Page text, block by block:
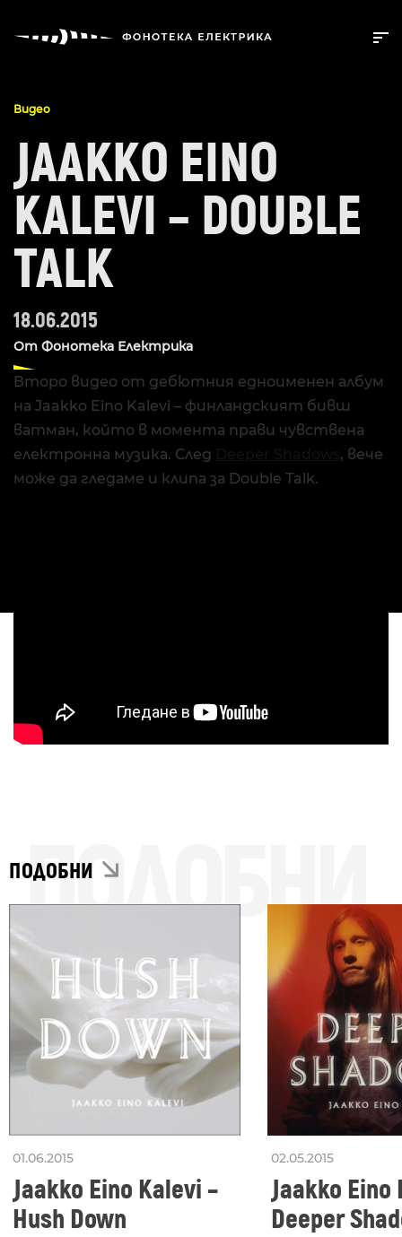
Видео
JAAKKO EINO
KALEVI – DOUBLE
TALK
18.06.2015
От Фонотека Електрика
Второ видео от дебютния едноименен албум
на Jaakko Eino Kalevi – финландският бивш
ватман, който в момента прави чувствена
електронна музика. След
, вече
може да гледаме и клипа за Double Talk.
ПОДОБНИ
ПОДОБНИ
01.06.2015
Jaakko Eino Kalevi –
Hush Down
02.05.2015
Jaakko Eino
Deeper